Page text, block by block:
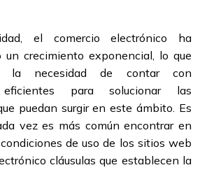
el comercio electrónico ha
un crecimiento exponencial, lo que
la necesidad de contar con
eficientes para solucionar las
puedan surgir en este ámbito. Es
vez es más común encontrar en
de uso de los sitios web
cláusulas que establecen la